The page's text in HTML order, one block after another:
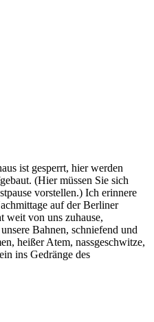
ist gesperrt, hier werden
(Hier müssen Sie sich
vorstellen.) Ich erinnere
auf der Berliner
weit von uns zuhause,
Bahnen, schniefend und
heißer Atem, nassgeschwitze,
ins Gedränge des